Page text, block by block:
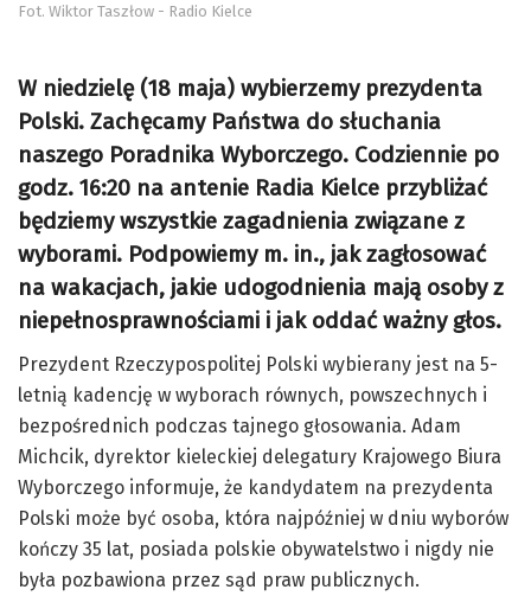
Fot. Wiktor Taszłow - Radio Kielce
W niedzielę (18 maja) wybierzemy prezydenta
Polski. Zachęcamy Państwa do słuchania
naszego Poradnika Wyborczego. Codziennie po
godz. 16:20 na antenie Radia Kielce przybliżać
będziemy wszystkie zagadnienia związane z
wyborami. Podpowiemy m. in., jak zagłosować
na wakacjach, jakie udogodnienia mają osoby z
niepełnosprawnościami i jak oddać ważny głos.
Prezydent Rzeczypospolitej Polski wybierany jest na 5-
letnią kadencję w wyborach równych, powszechnych i
bezpośrednich podczas tajnego głosowania. Adam
Michcik, dyrektor kieleckiej delegatury Krajowego Biura
Wyborczego informuje, że kandydatem na prezydenta
Polski może być osoba, która najpóźniej w dniu wyborów
kończy 35 lat, posiada polskie obywatelstwo i nigdy nie
była pozbawiona przez sąd praw publicznych.